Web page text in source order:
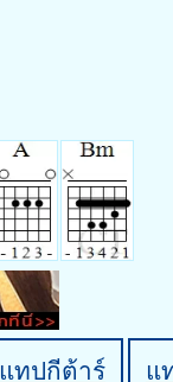
แทปกีต้าร์ แ